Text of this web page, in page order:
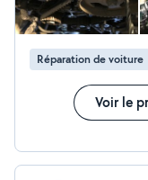
Réparation de voiture
Voir le